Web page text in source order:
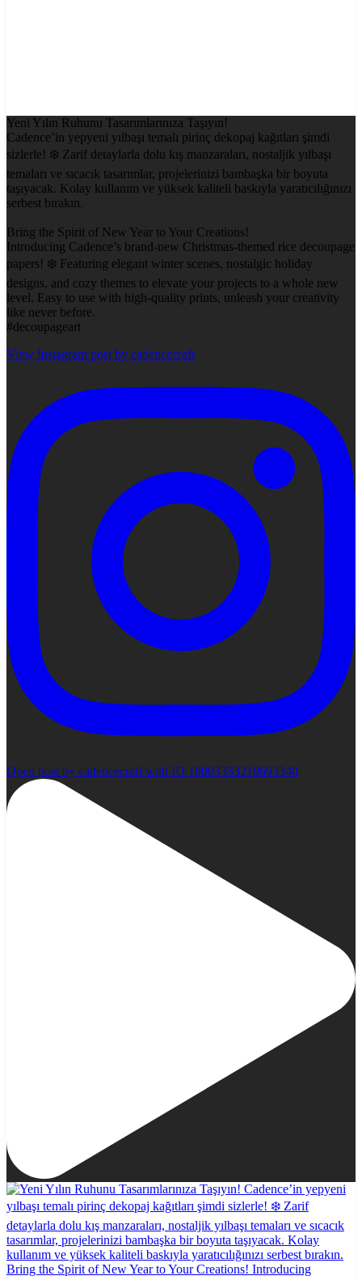
Yeni Yılın Ruhunu Tasarımlarınıza Taşıyın!
Cadence’in yepyeni yılbaşı temalı pirinç dekopaj kağıtları şimdi
sizlerle! ❄️ Zarif detaylarla dolu kış manzaraları, nostaljik yılbaşı
temaları ve sıcacık tasarımlar, projelerinizi bambaşka bir boyuta
taşıyacak. Kolay kullanım ve yüksek kaliteli baskıyla yaratıcılığınızı
serbest bırakın.
Bring the Spirit of New Year to Your Creations!
Introducing Cadence’s brand-new Christmas-themed rice decoupage
papers! ❄️ Featuring elegant winter scenes, nostalgic holiday
designs, and cozy themes to elevate your projects to a whole new
level. Easy to use with high-quality prints, unleash your creativity
like never before.
#decoupageart
View Instagram post by cadencecraft
Open post by cadencecraft with ID 18003353219693340